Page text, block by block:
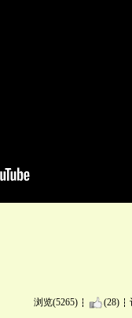
浏览(5265) (28)